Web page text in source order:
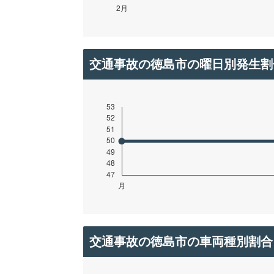
交通事故の徳島市の曜日別発生
交通事故の徳島市の車両種別割合